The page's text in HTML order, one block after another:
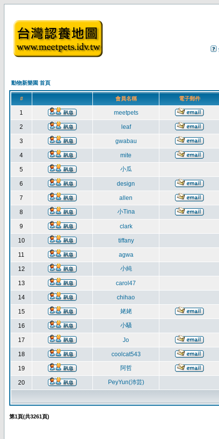
動物新樂園 首頁
# 會員名稱 電子郵件
1 meetpets
2 leaf
3 gwabau
4 mite
5 小瓜
6 design
7 allen
8 小Tina
9 clark
10 tiffany
11 agwa
12 小純
13 carol47
14 chihao
15 姥姥
16 小騷
17 Jo
18 coolcat543
19 阿哲
20 PeyYun(沛芸)
第1頁(共3261頁)